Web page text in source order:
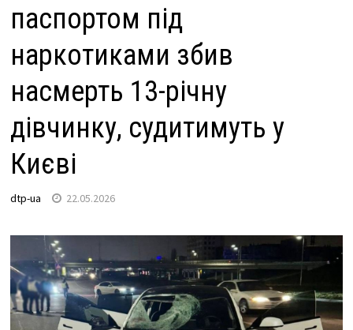
паспортом під
наркотиками збив
насмерть 13-річну
дівчинку, судитимуть у
Києві
dtp-ua 22.05.2026